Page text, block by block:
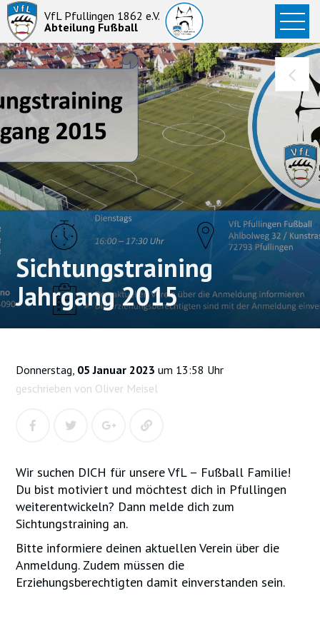
VfL Pfullingen 1862 e.V.
Abteilung Fußball
Startseite
News
Aktive
Junioren
Abteilung
Sichtungstraining
Jahrgang 2015
Donnerstag, 05 Januar 2023 um 13:58 Uhr
geschrieben von Oliver Meisel
Wir suchen DICH für unsere VfL – Fußball Familie!
Du bist motiviert und möchtest dich in Pfullingen
weiterentwickeln? Dann melde dich zum
Sichtungstraining an.
Bitte informiere deinen aktuellen Verein über die
Anmeldung. Zudem müssen die
Erziehungsberechtigten damit einverstanden sein.